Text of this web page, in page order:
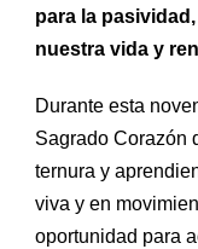
para la
nuestra vida y
Durante esta
Sagrado Corazón
ternura y
viva y en
oportunidad para